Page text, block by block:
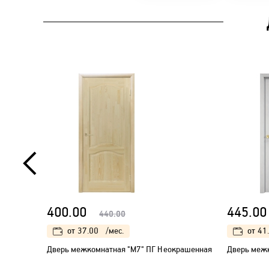
400.00 440.00
от 37.00
/мес.
Дверь межкомнатная "М7" ПГ Неокрашенная
445.00
от
Дверь